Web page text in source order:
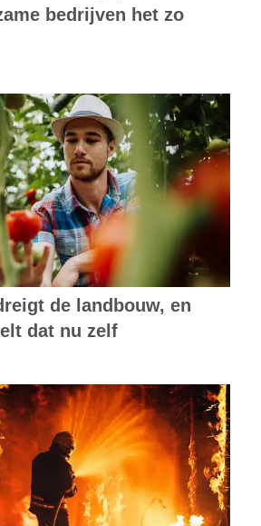
bedrijven het zo
de landbouw, en
dat nu zelf